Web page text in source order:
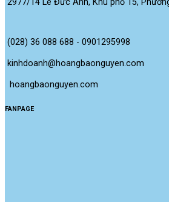
2977/14 Lê Đức Anh, Khu phố 15,
(028) 36 088 688 - 0901295998
kinhdoanh@hoangbaonguyen.com
hoangbaonguyen.com
FANPAGE